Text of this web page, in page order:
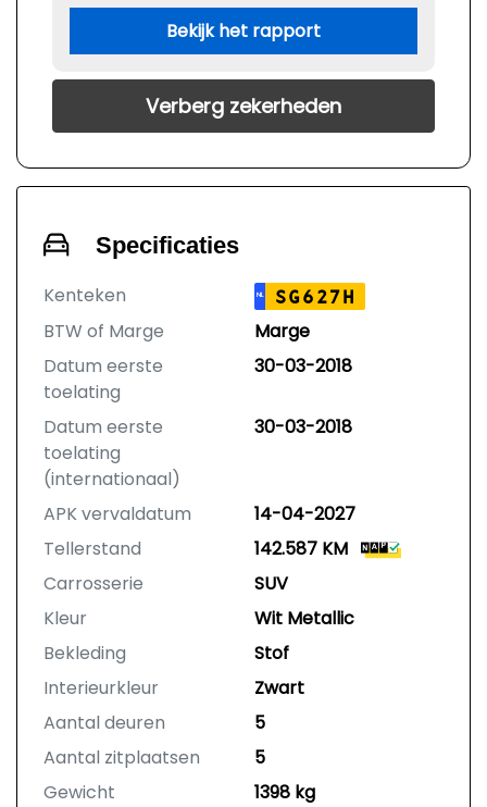
Bekijk het rapport
Verberg zekerheden
Specificaties
Kenteken NL SG627H
BTW of Marge
Marge
Datum eerste
toelating
30-03-2018
Datum eerste
toelating
(internationaal)
30-03-2018
APK vervaldatum
14-04-2027
Tellerstand
142.587 KM
Carrosserie
SUV
Kleur
Wit Metallic
Bekleding
Stof
Interieurkleur
Zwart
Aantal deuren
5
Aantal zitplaatsen
5
Gewicht
1398 kg